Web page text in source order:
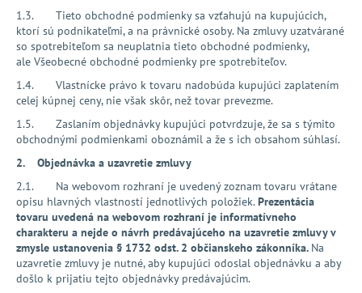
1.3. Tieto obchodné podmienky sa vzťahujú na kupujúcich,
ktorí sú podnikateľmi, a na právnické osoby. Na zmluvy uzatvárané
so spotrebiteľom sa neuplatnia tieto obchodné podmienky,
ale Všeobecné obchodné podmienky pre spotrebiteľov.
1.4. Vlastnícke právo k tovaru nadobúda kupujúci zaplatením
celej kúpnej ceny, nie však skôr, než tovar prevezme.
1.5. Zaslaním objednávky kupujúci potvrdzuje, že sa s týmito
obchodnými podmienkami oboznámil a že s ich obsahom súhlasí.
2. Objednávka a uzavretie zmluvy
2.1. Na webovom rozhraní je uvedený zoznam tovaru vrátane
opisu hlavných vlastností jednotlivých položiek.Prezentácia
tovaru uvedená na webovom rozhraní je informatívneho
charakteru a nejde o návrh predávajúceho na uzavretie zmluvy v
zmysle ustanovenia § 1732 odst. 2 občianskeho zákonníka. Na
uzavretie zmluvy je nutné, aby kupujúci odoslal objednávku a aby
došlo k prijatiu tejto objednávky predávajúcim.